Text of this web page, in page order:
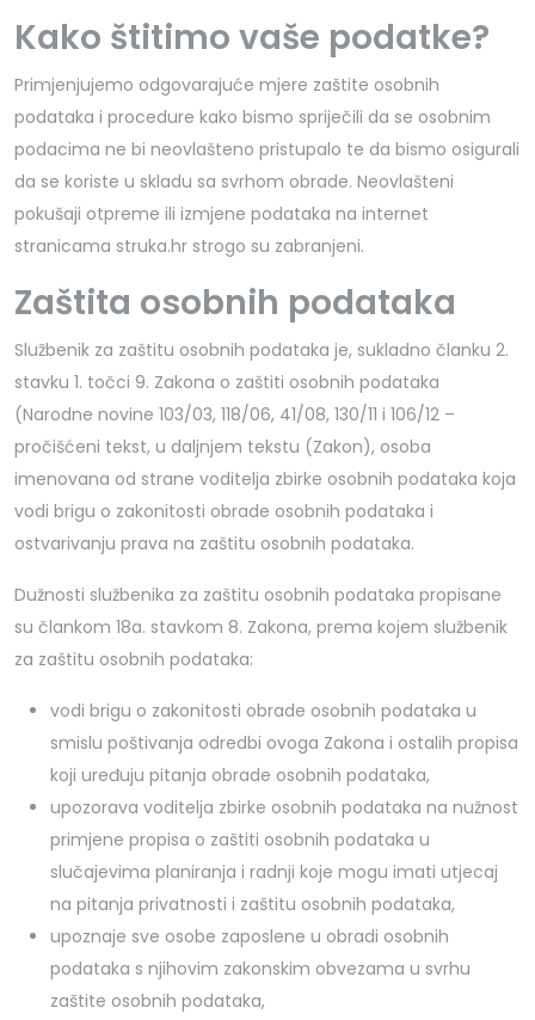
Kako štitimo vaše podatke?
Primjenjujemo odgovarajuće mjere zaštite osobnih
podataka i procedure kako bismo spriječili da se osobnim
podacima ne bi neovlašteno pristupalo te da bismo osigurali
da se koriste u skladu sa svrhom obrade. Neovlašteni
pokušaji otpreme ili izmjene podataka na internet
stranicama struka.hr strogo su zabranjeni.
Zaštita osobnih podataka
Službenik za zaštitu osobnih podataka je, sukladno članku 2.
stavku 1. točci 9. Zakona o zaštiti osobnih podataka
(Narodne novine 103/03, 118/06, 41/08, 130/11 i 106/12 –
pročišćeni tekst, u daljnjem tekstu (Zakon), osoba
imenovana od strane voditelja zbirke osobnih podataka koja
vodi brigu o zakonitosti obrade osobnih podataka i
ostvarivanju prava na zaštitu osobnih podataka.
Dužnosti službenika za zaštitu osobnih podataka propisane
su člankom 18a. stavkom 8. Zakona, prema kojem službenik
za zaštitu osobnih podataka:
vodi brigu o zakonitosti obrade osobnih podataka u
smislu poštivanja odredbi ovoga Zakona i ostalih propisa
koji uređuju pitanja obrade osobnih podataka,
upozorava voditelja zbirke osobnih podataka na nužnost
primjene propisa o zaštiti osobnih podataka u
slučajevima planiranja i radnji koje mogu imati utjecaj
na pitanja privatnosti i zaštitu osobnih podataka,
upoznaje sve osobe zaposlene u obradi osobnih
podataka s njihovim zakonskim obvezama u svrhu
zaštite osobnih podataka,